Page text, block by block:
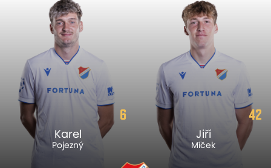
6
Karel
Pojezný
42
Jiří
Míček